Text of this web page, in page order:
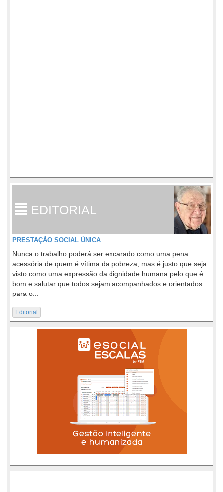
EDITORIAL
PRESTAÇÃO SOCIAL ÚNICA
Nunca o trabalho poderá ser encarado como uma pena
acessória de quem é vítima da pobreza, mas é justo que seja
visto como uma expressão da dignidade humana pelo que é
bom e salutar que todos sejam acompanhados e orientados
para o...
Editorial